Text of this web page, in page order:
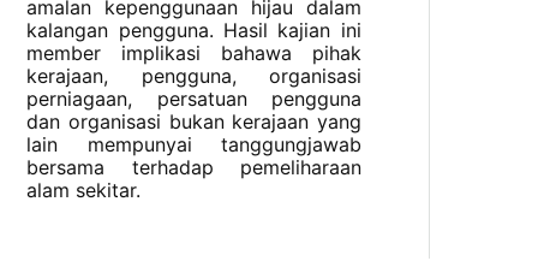
amalan kepenggunaan hijau dalam
kalangan pengguna. Hasil kajian ini
member implikasi bahawa pihak
kerajaan, pengguna, organisasi
perniagaan, persatuan pengguna
dan organisasi bukan kerajaan yang
lain mempunyai tanggungjawab
bersama terhadap pemeliharaan
alam sekitar.